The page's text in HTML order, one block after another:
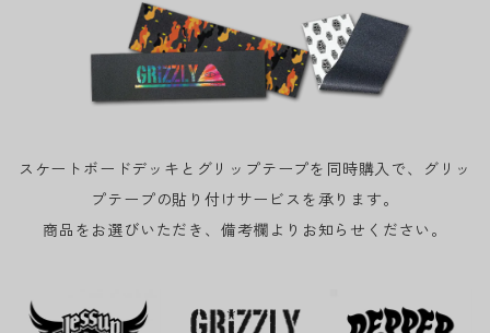
スケートボードデッキとグリップテープを同時購入で、グリッ
プテープの貼り付けサービスを承ります。
商品をお選びいただき、備考欄よりお知らせください。